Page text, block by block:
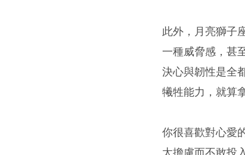
此外，月亮獅子
一種威脅感，甚
決心與韌性是全
犧牲能力，就算
你很喜歡對心愛